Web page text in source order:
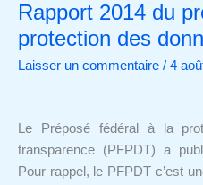
Rapport 2014 du
protection des
Laisser un commentaire / 4
Le Préposé fédéral à la
transparence (PFPDT) a
Pour rappel, le PFPDT c’est
Rapport
2014
du
préposé
protection